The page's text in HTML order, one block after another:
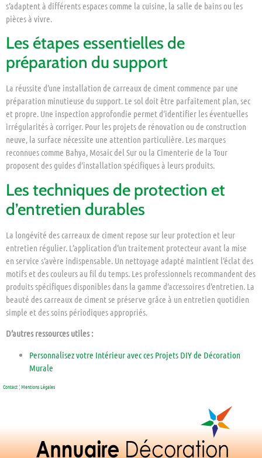
s’adaptent à différents espaces comme la cuisine, la salle de bains ou les
pièces à vivre.
Les étapes essentielles de
préparation du support
La réussite d’une installation de carreaux de ciment commence par une
préparation minutieuse du support. Le sol doit être parfaitement plan, sec
et propre. Une inspection approfondie permet d’identifier les éventuelles
irrégularités à corriger. Pour les projets de rénovation ou de construction
neuve, la surface nécessite une attention particulière. Les marques
reconnues comme Bahya, Mosaic del Sur ou la Cimenterie de la Tour
proposent des guides d’installation spécifiques à leurs produits.
Les techniques de protection et
d’entretien durables
La longévité des carreaux de ciment repose sur leur protection et leur
entretien régulier. L’application d’un traitement protecteur avant la mise
en service s’avère indispensable. Un nettoyage adapté maintient l’éclat des
motifs et des couleurs au fil du temps. Les professionnels recommandent des
produits spécifiques disponibles dans la gamme d’accessoires d’entretien. La
beauté des carreaux de ciment se préserve grâce à un entretien quotidien
simple et des soins périodiques appropriés.
D’autres ressources utiles :
Personnalisez votre Intérieur avec ces Projets DIY de Décoration
Murale
Contact ¦Mentions Légales